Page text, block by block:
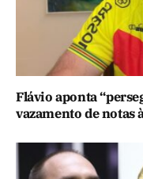
Flávio aponta
vazamento de notas